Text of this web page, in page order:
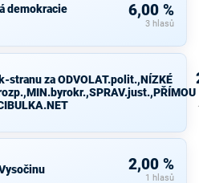
demokracie
6,00 %
3 hlasů
stranu za ODVOLAT.polit.,NÍZKÉ
2,00 %
1 hlasů